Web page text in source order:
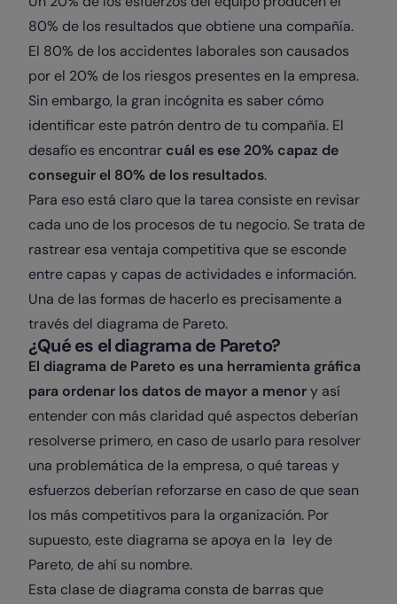
80% de los resultados que obtiene una compañía.
El 80% de los accidentes laborales son causados
por el 20% de los riesgos presentes en la empresa.
Sin embargo, la gran incógnita es saber cómo
identificar este patrón dentro de tu compañía. El
desafío es encontrar cuál es ese 20% capaz de
conseguir el 80% de los resultados.
Para eso está claro que la tarea consiste en revisar
cada uno de los procesos de tu negocio. Se trata de
rastrear esa ventaja competitiva que se esconde
entre capas y capas de actividades e información.
Una de las formas de hacerlo es precisamente a
través del diagrama de Pareto.
¿Qué es el diagrama de Pareto?
El diagrama de Pareto es una herramienta gráfica
para ordenar los datos de mayor a menory así
entender con más claridad qué aspectos deberían
resolverse primero, en caso de usarlo para resolver
una problemática de la empresa, o qué tareas y
esfuerzos deberían reforzarse en caso de que sean
los más competitivos para la organización. Por
supuesto, este diagrama se apoya en la ley de
Pareto, de ahí su nombre.
Esta clase de diagrama consta de barras que